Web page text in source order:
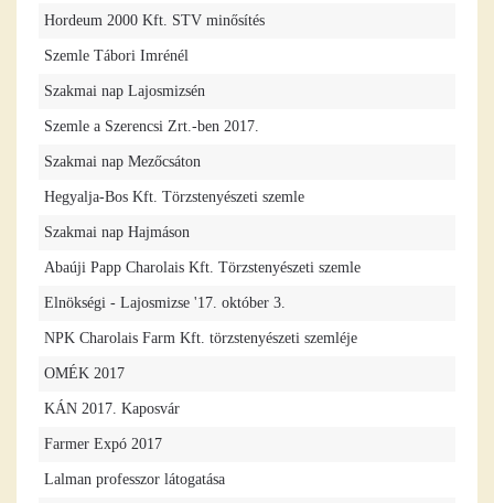
Hordeum 2000 Kft. STV minősítés
Szemle Tábori Imrénél
Szakmai nap Lajosmizsén
Szemle a Szerencsi Zrt.-ben 2017.
Szakmai nap Mezőcsáton
Hegyalja-Bos Kft. Törzstenyészeti szemle
Szakmai nap Hajmáson
Abaúji Papp Charolais Kft. Törzstenyészeti szemle
Elnökségi - Lajosmizse '17. október 3.
NPK Charolais Farm Kft. törzstenyészeti szemléje
OMÉK 2017
KÁN 2017. Kaposvár
Farmer Expó 2017
Lalman professzor látogatása